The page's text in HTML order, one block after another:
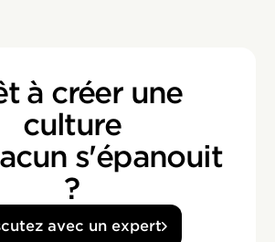
à créer une
culture
s'épanouit
?
avec un expert